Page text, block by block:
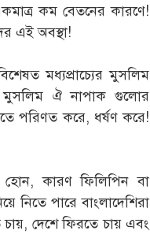
কম বেতনের কারণে!
এই অবস্থা!
মধ্যপ্রাচ্যের মুসলিম
মুসলিম ঐ নাপাক গুলোর
পরিণত করে, ধর্ষণ করে!
হোন, কারণ ফিলিপিন বা
নিতে পারে বাংলাদেশিরা
দেশে ফিরতে চায় এবং